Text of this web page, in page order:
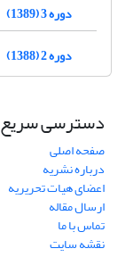
دوره 3 (1389)
دوره 2 (1388)
دسترسی سریع
صفحه اصلی
درباره نشریه
اعضای هیات تحریریه
ارسال مقاله
تماس با ما
نقشه سایت